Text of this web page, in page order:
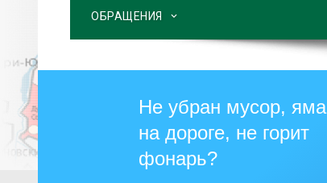
ОБРАЩЕНИЯ
Не убран мусор, яма
на дороге, не горит
фонарь?